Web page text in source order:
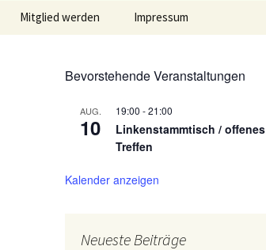
Mitglied werden Impressum
Bevorstehende Veranstaltungen
AUG.
10
19:00 -21:00
Linkenstammtisch / offenes
Treffen
Kalender anzeigen
Neueste Beiträge